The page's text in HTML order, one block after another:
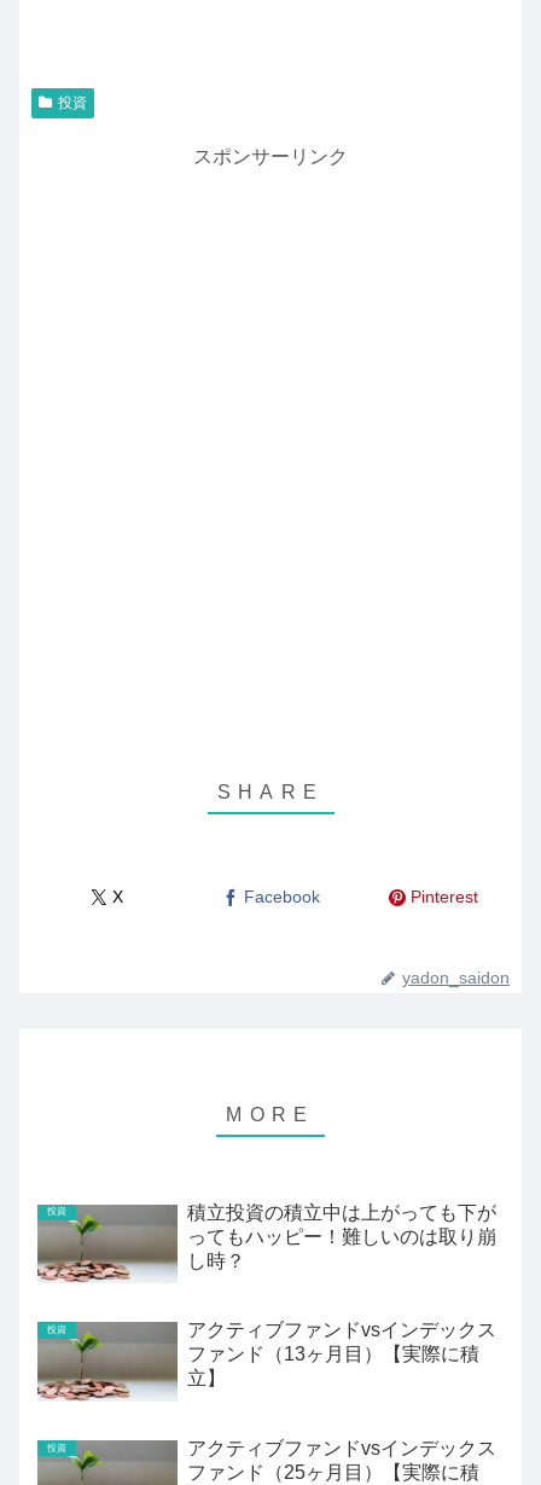
投資
スポンサーリンク
X Facebook Pinterest
yadon_saidon
投資
積立投資の積立中は上がっても下が
ってもハッピー！難しいのは取り崩
し時？
投資
アクティブファンドvsインデックス
ファンド（13ヶ月目）【実際に積
立】
投資
アクティブファンドvsインデックス
ファンド（25ヶ月目）【実際に積